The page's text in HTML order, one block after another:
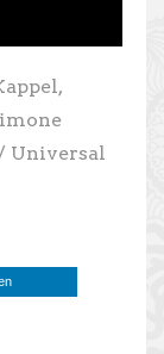
Universal